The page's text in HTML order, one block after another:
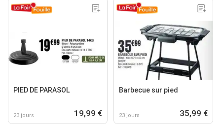
PIED DE PARASOL
23 jours 19,99 €
Barbecue sur pied
23 jours 35,99 €